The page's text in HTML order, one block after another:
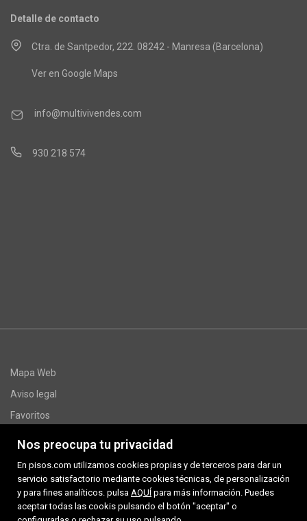
Nos preocupa tu privacidad
En pisos.com utilizamos cookies propias y de terceros para dar un
servicio satisfactorio mediante cookies técnicas, de personalización
y para fines analíticos. pulsa AQUÍ para más información. Puedes
aceptar todas las cookis pulsando el botón "aceptar" o
Detalle de contacto
Ctra. de Santpedor, 222. 08242 - Manresa (Barcelona)
Ver en Google Maps
info@multivivendes.com
930 218 574
Mapa Web
Aviso legal
Favoritos
Sobre nosotros
Noticias